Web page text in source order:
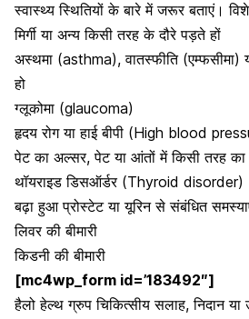
स्वास्थ्य स्थितियों के बारे में जरूर बताएं।
मिर्गी या अन्य किसी तरह के दौरे पड़ते हों
अस्थमा (asthma), वातस्फीति
हो
ग्लूकोमा (glaucoma)
हृदय रोगया हाई बीपी (High blood
पेट का अल्सर, पेट या आंतों में किसी तरह
थॉयराइड डिसऑर्डर (Thyroid disorder)
बढ़ा हुआ प्रोस्टेट या यूरिन से संबंधित
लिवर की बीमारी
किडनी की बीमारी
[mc4wp_form id=’183492″]
हैलो हेल्थ ग्रुप चिकित्सीय सलाह, निदान या